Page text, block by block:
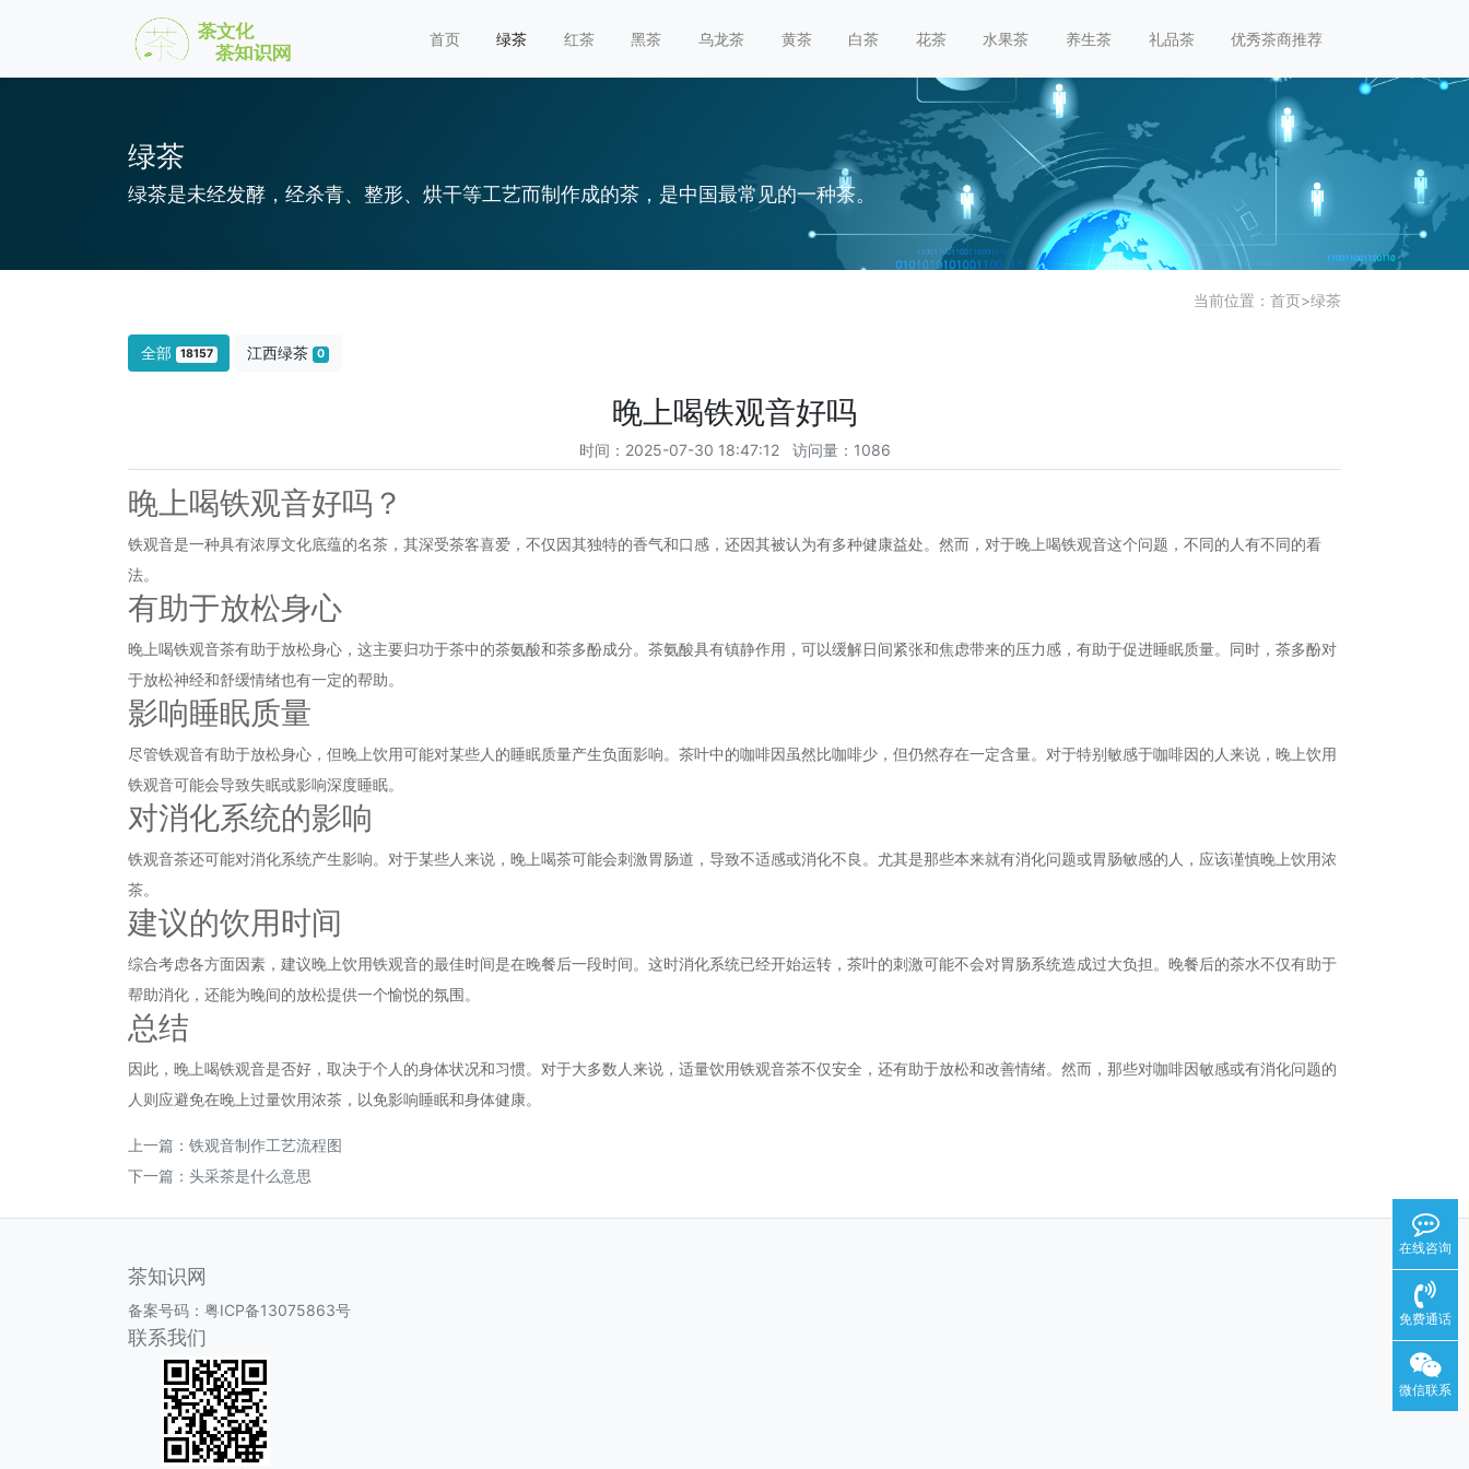
首页 绿茶 红茶 黑茶 乌龙茶 黄茶 白茶 花茶 水果茶 养生茶 礼品茶 优秀茶商推荐
绿茶
绿茶是未经发酵，经杀青、整形、烘干等工艺而制作成的茶，是中国最常见的一种茶。
当前位置： 首页>绿茶
全部 18157 江西绿茶 0
晚上喝铁观音好吗
时间：2025-07-30 18:47:12 访问量：1086
晚上喝铁观音好吗？
铁观音是一种具有浓厚文化底蕴的名茶，其深受茶客喜爱，不仅因其独特的香气和口感，还因其被认为有多种健康益处。然而，对于晚上喝铁观音这个问题，不同的人有不同的看
法。
有助于放松身心
晚上喝铁观音茶有助于放松身心，这主要归功于茶中的茶氨酸和茶多酚成分。茶氨酸具有镇静作用，可以缓解日间紧张和焦虑带来的压力感，有助于促进睡眠质量。同时，茶多酚对
于放松神经和舒缓情绪也有一定的帮助。
影响睡眠质量
尽管铁观音有助于放松身心，但晚上饮用可能对某些人的睡眠质量产生负面影响。茶叶中的咖啡因虽然比咖啡少，但仍然存在一定含量。对于特别敏感于咖啡因的人来说，晚上饮用
铁观音可能会导致失眠或影响深度睡眠。
对消化系统的影响
铁观音茶还可能对消化系统产生影响。对于某些人来说，晚上喝茶可能会刺激胃肠道，导致不适感或消化不良。尤其是那些本来就有消化问题或胃肠敏感的人，应该谨慎晚上饮用浓
茶。
建议的饮用时间
综合考虑各方面因素，建议晚上饮用铁观音的最佳时间是在晚餐后一段时间。这时消化系统已经开始运转，茶叶的刺激可能不会对胃肠系统造成过大负担。晚餐后的茶水不仅有助于
帮助消化，还能为晚间的放松提供一个愉悦的氛围。
总结
因此，晚上喝铁观音是否好，取决于个人的身体状况和习惯。对于大多数人来说，适量饮用铁观音茶不仅安全，还有助于放松和改善情绪。然而，那些对咖啡因敏感或有消化问题的
人则应避免在晚上过量饮用浓茶，以免影响睡眠和身体健康。
上一篇： 铁观音制作工艺流程图
下一篇： 头采茶是什么意思
茶知识网
备案号码： 粤ICP备13075863号
联系我们
在线咨询
免费通话
微信联系